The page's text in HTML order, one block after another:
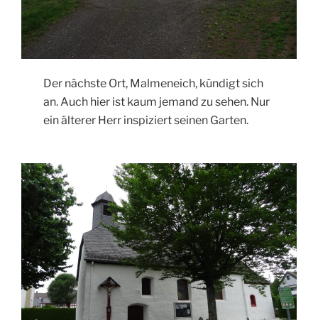
Der nächste Ort, Malmeneich, kündigt sich
an. Auch hier ist kaum jemand zu sehen. Nur
ein älterer Herr inspiziert seinen Garten.